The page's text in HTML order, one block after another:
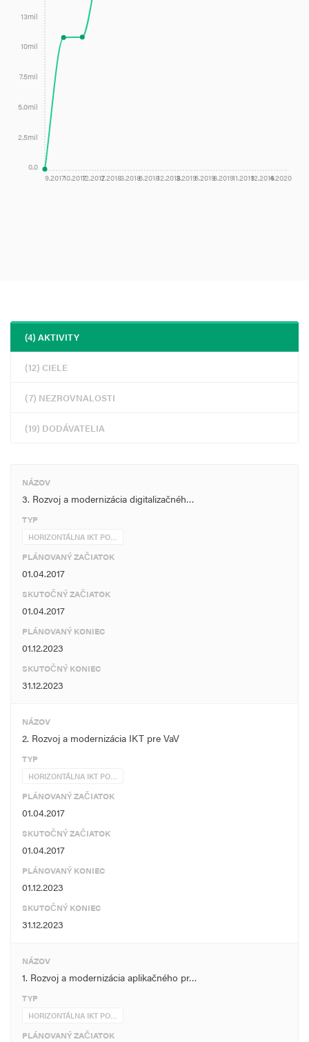
vedeckú komunitu v SR.
9.201710.201712.20172.20183.20186.201812.20183.20195.20198.201911.201912.20194.2020
0.0
2.5mil
5.0mil
7.5mil
10mil
13mil
(4) AKTIVITY
(12) CIELE
(7) NEZROVNALOSTI
(19) DODÁVATELIA
NÁZOV
3. Rozvoj a modernizácia digitalizačnéh…
TYP
HORIZONTÁLNA IKT PO…
PLÁNOVANÝ ZAČIATOK
01.04.2017
SKUTOČNÝ ZAČIATOK
01.04.2017
PLÁNOVANÝ KONIEC
01.12.2023
SKUTOČNÝ KONIEC
31.12.2023
NÁZOV
2. Rozvoj a modernizácia IKT pre VaV
TYP
HORIZONTÁLNA IKT PO…
PLÁNOVANÝ ZAČIATOK
01.04.2017
SKUTOČNÝ ZAČIATOK
01.04.2017
PLÁNOVANÝ KONIEC
01.12.2023
SKUTOČNÝ KONIEC
31.12.2023
NÁZOV
1. Rozvoj a modernizácia aplikačného pr…
TYP
HORIZONTÁLNA IKT PO…
PLÁNOVANÝ ZAČIATOK